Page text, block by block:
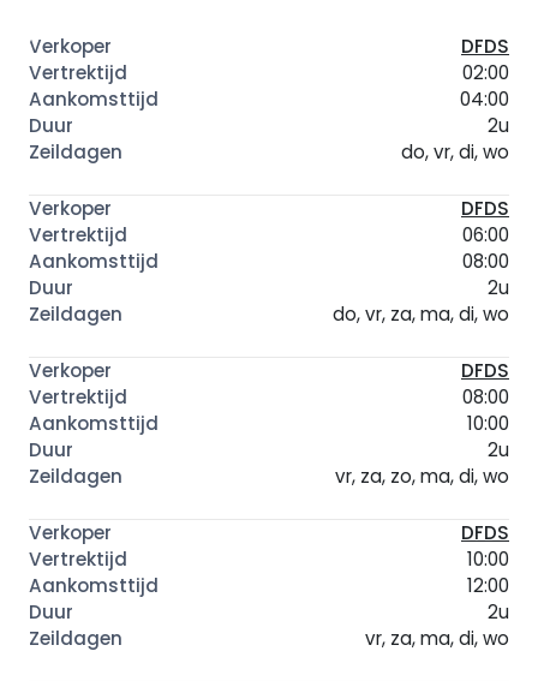
DFDS
02:00
04:00
2u
do, vr, di, wo
DFDS
06:00
08:00
2u
do, vr, za, ma, di, wo
DFDS
08:00
10:00
2u
vr, za, zo, ma, di, wo
DFDS
10:00
12:00
2u
vr, za, ma, di, wo